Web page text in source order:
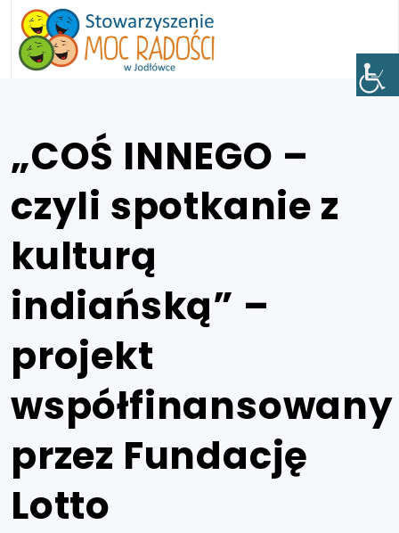
„COŚ INNEGO –
czyli spotkanie z
kulturą
indiańską” –
projekt
współfinansowany
przez Fundację
Lotto